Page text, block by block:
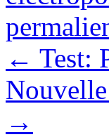
← Test:
→